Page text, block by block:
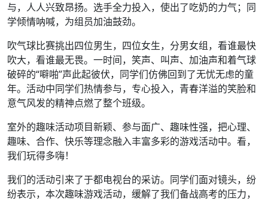
与，人人兴致昂扬。选手全力投入，使出了吃奶的力气；同
学倾情呐喊，为组员加油鼓劲。
吹气球比赛挑出四位男生，四位女生，分男女组，看谁最快
吹大，看谁最无畏。一时间，笑声、叫声、加油声和着气球
破碎的“噼啪”声此起彼伏，同学们仿佛回到了无忧无虑的童
年。活动中同学们热情参与，专心投入，青春洋溢的笑脸和
意气风发的精神点燃了整个班级。
室外的趣味活动项目新颖、参与面广、趣味性强，把心理、
趣味、合作、快乐等理念融入丰富多彩的游戏活动中。看，
我们玩得多嗨！
我们的活动引来了于都电视台的采访。同学们面对镜头，纷
纷表示，本次趣味游戏活动，缓解了我们备战高考的压力，